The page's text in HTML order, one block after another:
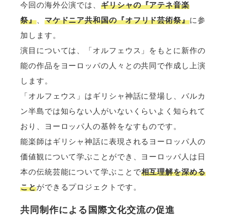
今回の海外公演では、 ギリシャの『アテネ音楽
祭』、 マケドニア共和国の『オフリド芸術祭』に参
加します。
演目については、「オルフェウス」をもとに新作の
能の作品をヨーロッパの人々との共同で作成し上演
します。
「オルフェウス」はギリシャ神話に登場し、バルカ
ン半島では知らない人がいないくらいよく知られて
おり、ヨーロッパ人の基幹をなすものです。
能楽師はギリシャ神話に表現されるヨーロッパ人の
価値観について学ぶことができ、ヨーロッパ人は日
本の伝統芸能について学ぶことで相互理解を深める
ことができるプロジェクトです。
共同制作による国際文化交流の促進